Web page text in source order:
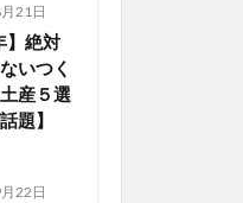
21日
】絶対
いつく
産５選
題】
22日